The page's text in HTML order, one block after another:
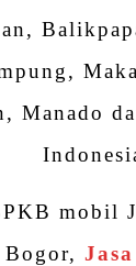
Manado
mobil